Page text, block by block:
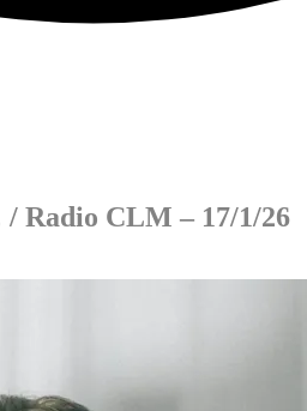
Radio CLM – 17/1/26